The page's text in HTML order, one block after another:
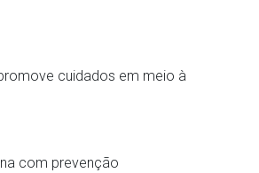
cuidados em meio à
com prevenção